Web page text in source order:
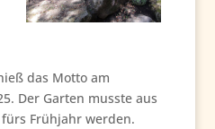
das Motto am
Der Garten musste aus
Frühjahr werden.